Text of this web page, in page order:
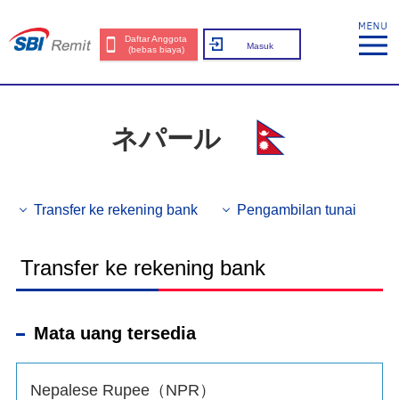
Daftar Anggota
(bebas biaya)
Masuk
ネパール
Transfer ke rekening bank Pengambilan tunai
Transfer ke rekening bank
Mata uang tersedia
Nepalese Rupee（NPR）